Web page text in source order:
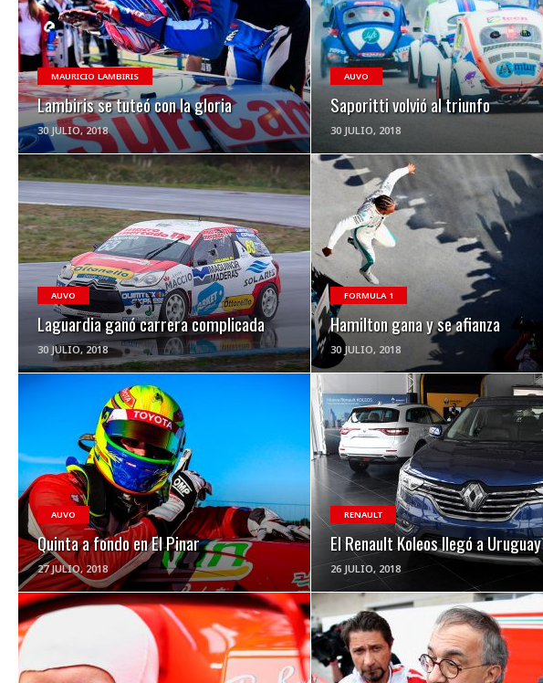
MAURICIO LAMBIRIS
Lambiris se tuteó con la gloria
30 JULIO, 2018
VER NOTA
AUVO
Saporitti volvió al triunfo
30 JULIO, 2018
VER NOTA
AUVO
Laguardia ganó carrera complicada
30 JULIO, 2018
VER NOTA
FORMULA 1
Hamilton gana y se afianza
30 JULIO, 2018
VER NOTA
AUVO
Quinta a fondo en El Pinar
27 JULIO, 2018
VER NOTA
RENAULT
El Renault Koleos llegó a Uruguay
26 JULIO, 2018
VER NOTA